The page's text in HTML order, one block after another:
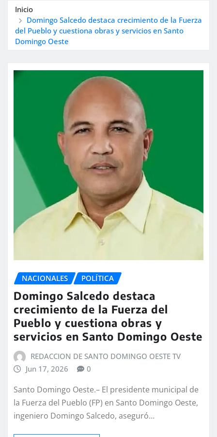
Inicio
Domingo Salcedo destaca crecimiento de la Fuerza
del Pueblo y cuestiona obras y servicios en Santo
Domingo Oeste
NACIONALES POLÍTICA
Domingo Salcedo destaca
crecimiento de la Fuerza del
Pueblo y cuestiona obras y
servicios en Santo Domingo Oeste
REDACCION DE SANTO DOMINGO OESTE TV
Jun 17, 2026
0
Santo Domingo Oeste.– El presidente municipal de
la Fuerza del Pueblo (FP) en Santo Domingo Oeste,
ingeniero Domingo Salcedo, aseguró…